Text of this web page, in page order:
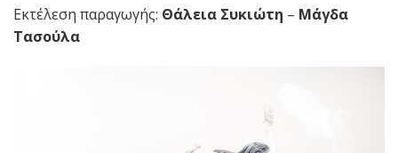
Εκτέλεση παραγωγής: Θάλεια Συκιώτη – Μάγδα
Τασούλα